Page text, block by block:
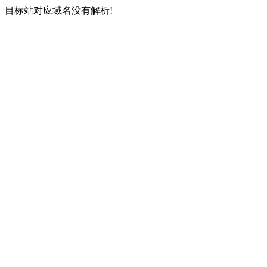
目标站对应域名没有解析!